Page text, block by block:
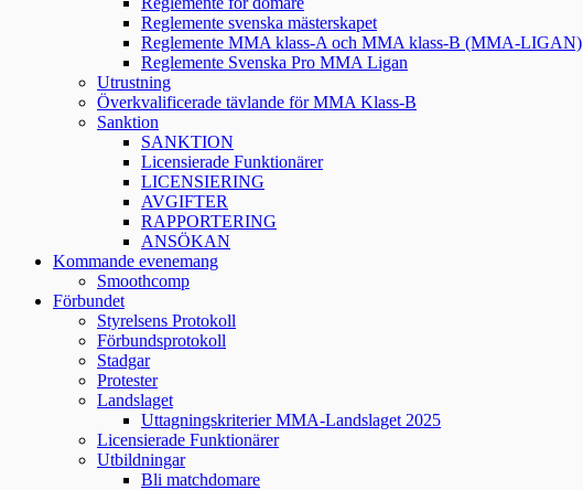
Reglemente svenska mästerskapet
Reglemente MMA klass-A och MMA klass-B (MMA-LIGAN)
Reglemente Svenska Pro MMA Ligan
Utrustning
Överkvalificerade tävlande för MMA Klass-B
Sanktion
SANKTION
Licensierade Funktionärer
LICENSIERING
AVGIFTER
RAPPORTERING
ANSÖKAN
Kommande evenemang
Smoothcomp
Förbundet
Styrelsens Protokoll
Förbundsprotokoll
Stadgar
Protester
Landslaget
Uttagningskriterier MMA-Landslaget 2025
Licensierade Funktionärer
Utbildningar
Bli matchdomare